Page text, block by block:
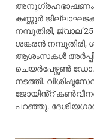
അനുഗ്രഹഭാഷണം
കണ്ണൂർ
നമ്പൂതിരി,
ശങ്കരൻ
ആശംസകൾ
ചെയർപേഴ്സൺ
നടത്തി.
ജോയിൻ്റ് കൺവീനർ
പറഞ്ഞു.